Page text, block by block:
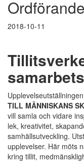
2018-10-11
Upplevelseutställningen
TILL MÄNNISKANS
vill samla och vidare
lek, kreativitet,
samhällsutveckling.
upplevelser. Här möts
kring tillit,